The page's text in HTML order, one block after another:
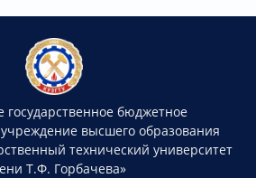
государственное бюджетное
высшего образования
технический университет
Т.Ф. Горбачева»